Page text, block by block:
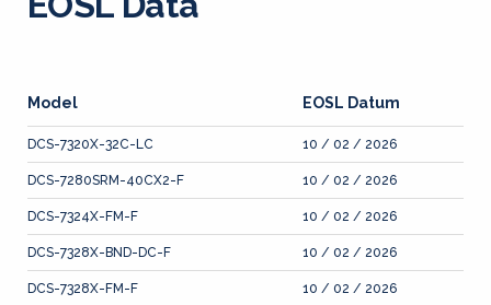
Model EOSL Datum
DCS-7320X-32C-LC 10 / 02 / 2026
DCS-7280SRM-40CX2-F 10 / 02 / 2026
DCS-7324X-FM-F 10 / 02 / 2026
DCS-7328X-BND-DC-F 10 / 02 / 2026
DCS-7328X-FM-F 10 / 02 / 2026